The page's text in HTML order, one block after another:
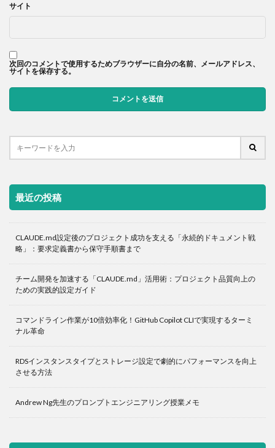
サイト
次回のコメントで使用するためブラウザーに自分の名前、メールアドレス、
サイトを保存する。
最近の投稿
CLAUDE.md設定後のプロジェクト成功を支える「永続的ドキュメント戦
略」：要求定義書から保守手順書まで
チーム開発を加速する「CLAUDE.md」活用術：プロジェクト品質向上の
ための実践的設定ガイド
コマンドライン作業が10倍効率化！GitHub Copilot CLIで実現するターミ
ナル革命
RDSインスタンスタイプとストレージ設定で劇的にパフォーマンスを向上
させる方法
Andrew Ng先生のプロンプトエンジニアリング授業メモ